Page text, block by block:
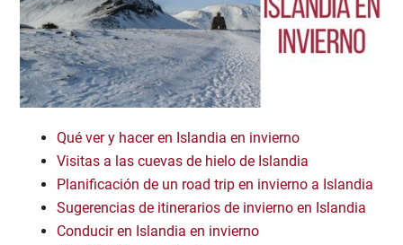
Qué ver y hacer en Islandia en invierno
Visitas a las cuevas de hielo de Islandia
Planificación de un road trip en invierno a Islandia
Sugerencias de itinerarios de invierno en Islandia
Conducir en Islandia en invierno